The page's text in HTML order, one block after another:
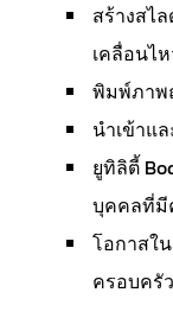
สร้างสไ
เคลื่อนไ
พิมพ์ภาพ
นำเข้าแ
ยูทิลิตี้
บุคคลที่
โอกาสใ
ครอบครัว